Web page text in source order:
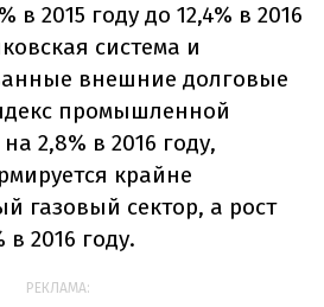
в 2015 году до 12,4% в 2016
система и
внешние долговые
промышленной
2,8% в 2016 году,
крайне
газовый сектор, а рост
в 2016 году.
РЕКЛАМА: